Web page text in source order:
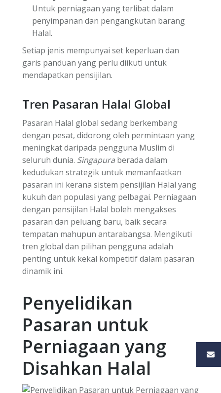
Untuk perniagaan yang terlibat dalam
penyimpanan dan pengangkutan barang
Halal.
Setiap jenis mempunyai set keperluan dan
garis panduan yang perlu diikuti untuk
mendapatkan pensijilan.
Tren Pasaran Halal Global
Pasaran Halal global sedang berkembang
dengan pesat, didorong oleh permintaan yang
meningkat daripada pengguna Muslim di
seluruh dunia. Singapuraberada dalam
kedudukan strategik untuk memanfaatkan
pasaran ini kerana sistem pensijilan Halal yang
kukuh dan populasi yang pelbagai. Perniagaan
dengan pensijilan Halal boleh mengakses
pasaran dan peluang baru, baik secara
tempatan mahupun antarabangsa. Mengikuti
tren global dan pilihan pengguna adalah
penting untuk kekal kompetitif dalam pasaran
dinamik ini.
Penyelidikan
Pasaran untuk
Perniagaan yang
Disahkan Halal